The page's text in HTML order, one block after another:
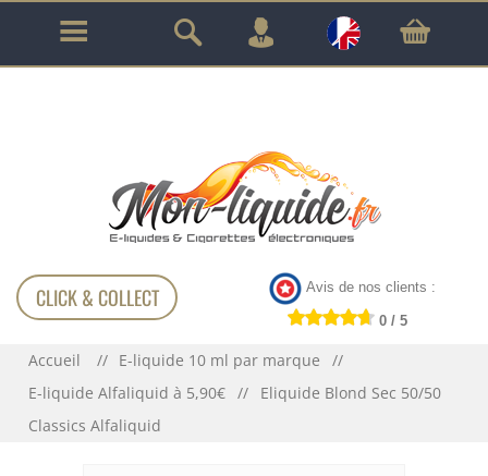
GARANTIE À VIE SUR TOUT LE MATÉRIEL
!!!
CLICK & COLLECT Avis de nos clients :
0 / 5
Accueil
E-liquide 10 ml par marque
E-liquide Alfaliquid à 5,90€
Eliquide Blond Sec 50/50
Classics Alfaliquid